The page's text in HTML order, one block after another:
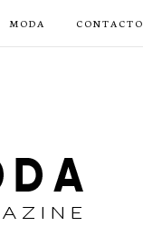
MODA CONTACTO